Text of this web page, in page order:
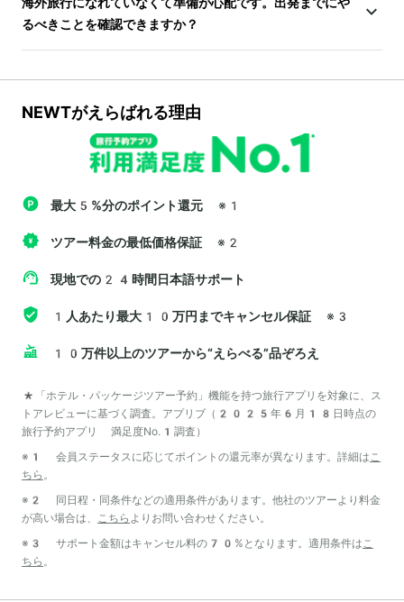
るべきことを確認できますか？
NEWTがえらばれる理由
最大5%分のポイント還元 ※1
ツアー料金の最低価格保証 ※2
現地での24時間日本語サポート
1人あたり最大10万円までキャンセル保証 ※3
10万件以上のツアーから“えらべる”品ぞろえ
*「ホテル・パッケージツアー予約」機能を持つ旅行アプリを対象に、ス
トアレビューに基づく調査。アプリブ（2025年6月18日時点の
旅行予約アプリ 満足度No.1調査）
※1 会員ステータスに応じてポイントの還元率が異なります。詳細は こ
ちら 。
※2 同日程・同条件などの適用条件があります。他社のツアーより料金
が高い場合は、
こちら よりお問い合わせください。
※3 サポート金額はキャンセル料の70%となります。適用条件は こ
ちら 。